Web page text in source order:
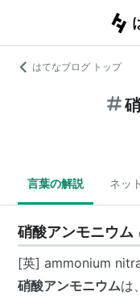
はてなブログ トップ
言葉の解説 ネッ
硝酸アンモニウム
[英] ammonium
硝酸アンモニウムは